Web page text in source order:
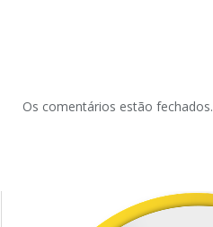
Os comentários estão fechados.